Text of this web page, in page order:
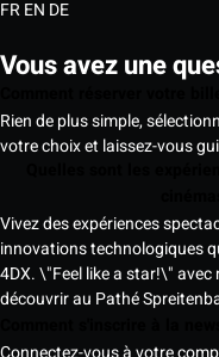
FREN DE
Vous avez une
Rien de plus simple,
votre choix et laissez-vous
Vivez des expériences
innovations technologiques
4DX. \"Feel like a star!\" avec
découvrir au Pathé